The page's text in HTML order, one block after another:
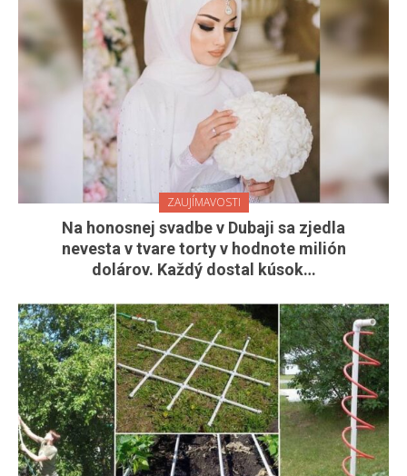
ZAUJÍMAVOSTI
Na honosnej svadbe v Dubaji sa zjedla
nevesta v tvare torty v hodnote milión
dolárov. Každý dostal kúsok…